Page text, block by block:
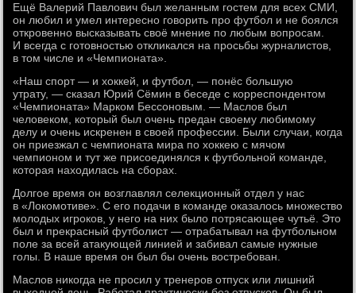
Ещё Валерий Павлович был желанным гостем для всех СМИ,
он любил и умел интересно говорить про футбол и не боялся
откровенно высказывать своё мнение по любым вопросам.
И всегда с готовностью откликался на просьбы журналистов,
в том числе и «Чемпионата».
«Наш спорт — и хоккей, и футбол, — понёс большую
утрату, — сказал Юрий Сёмин в беседе с корреспондентом
«Чемпионата» Марком Бессоновым. — Маслов был
человеком, который был очень предан своему любимому
делу и очень искренен в своей профессии. Были случаи, когда
он приезжал с чемпионата мира по хоккею с мячом
чемпионом и тут же присоединялся к футбольной команде,
которая находилась на сборах.
Долгое время он возглавлял селекционный отдел у нас
в «Локомотиве». С его подачи в команде оказалось множество
молодых игроков, у него на них было потрясающее чутьё. Это
был и прекрасный футболист — отрабатывал на футбольном
поле за всей атакующей линией и забивал самые нужные
голы. В наше время он был бы очень востребован.
Маслов никогда не просил у тренеров отпуск или лишний